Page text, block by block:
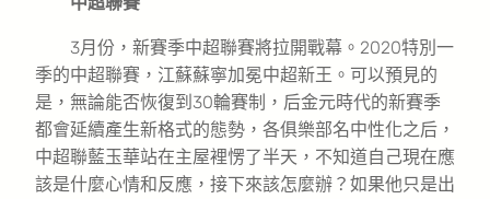
3月份，新賽季中超聯賽將拉開戰幕。2020特別一
季的中超聯賽，江蘇蘇寧加冕中超新王。可以預見的
是，無論能否恢復到30輪賽制，后金元時代的新賽季
都會延續產生新格式的態勢，各俱樂部名中性化之后，
中超聯藍玉華站在主屋裡愣了半天，不知道自己現在應
該是什麼心情和反應，接下來該怎麼辦？如果他只是出